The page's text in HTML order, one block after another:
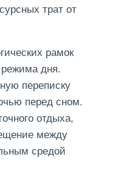
трат от
рамок
дня.
переписку
перед сном.
отдыха,
между
средой